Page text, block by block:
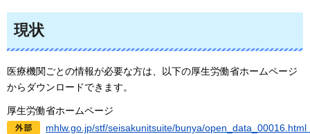
現状
医療機関ごとの情報が必要な方は、以下の厚生労働省ホームページ
からダウンロードできます。
厚生労働省ホームページ
mhlw.go.jp/stf/seisakunitsuite/bunya/open_data_00016.html